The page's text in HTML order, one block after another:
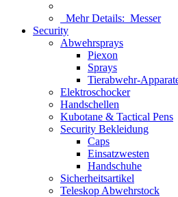
Mehr Details: Messer
Security
Abwehrsprays
Piexon
Sprays
Tierabwehr-
Elektroschocker
Handschellen
Kubotane & Tactical Pens
Security Bekleidung
Caps
Einsatzwesten
Handschuhe
Sicherheitsartikel
Teleskop Abwehrstock